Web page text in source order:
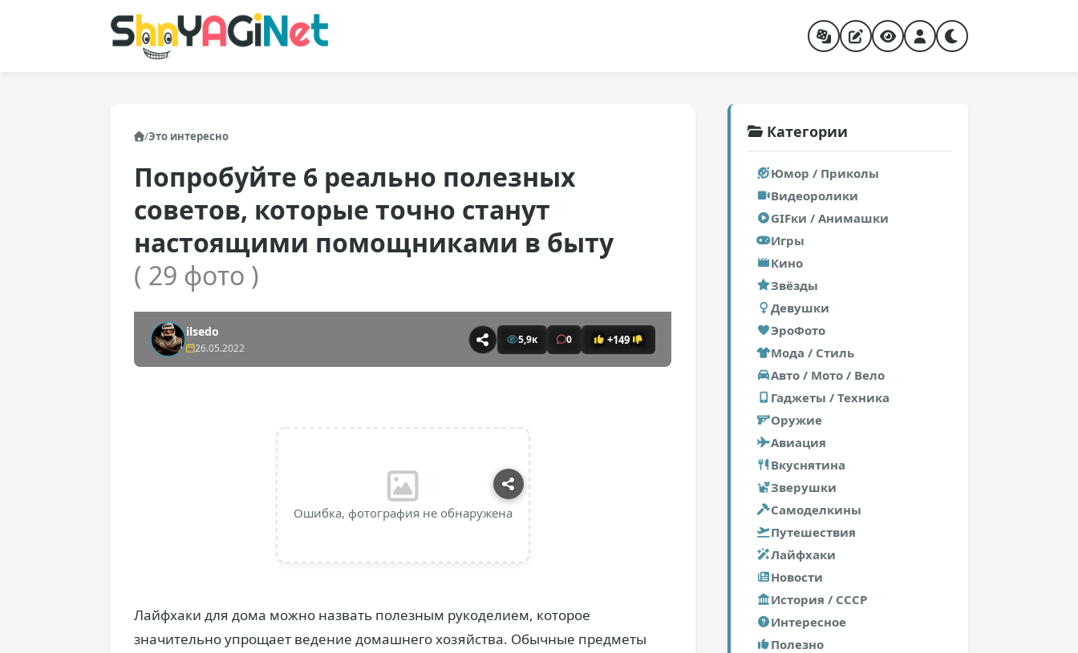
/Это интересно
Попробуйте 6 реально полезных
советов, которые точно станут
настоящими помощниками в быту
( 29 фото )
ilsedo
26.05.2022
5,9к 0 +149
Ошибка, фотография не обнаружена
Лайфхаки для дома можно назвать полезным рукоделием, которое
значительно упрощает ведение домашнего хозяйства. Обычные предметы
Категории
Юмор / Приколы
Видеоролики
GIFки / Анимашки
Игры
Кино
Звёзды
Девушки
ЭроФото
Мода / Стиль
Авто / Мото / Вело
Гаджеты / Техника
Оружие
Авиация
Вкуснятина
Зверушки
Самоделкины
Путешествия
Лайфхаки
Новости
История / СССР
Интересное
Полезно